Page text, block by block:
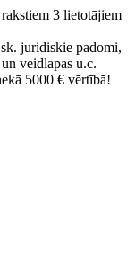
3 lietotājiem
juridiskie padomi,
veidlapas u.c.
5000 € vērtībā!